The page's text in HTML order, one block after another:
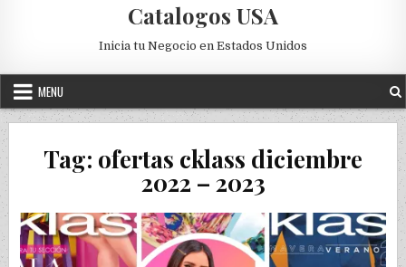
Catalogos USA
Inicia tu Negocio en Estados Unidos
MENU
Tag: ofertas cklass diciembre
2022 – 2023